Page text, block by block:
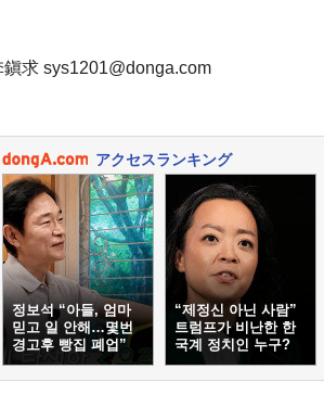
鎭求 sys1201@donga.com
アクセスランキング
정보석 “아들, 엄마
믿고 일 안해…몇번
경고후 빵집 폐업”
“제정신 아닌 사람”
트럼프가 비난한 한
국계 정치인 누구?